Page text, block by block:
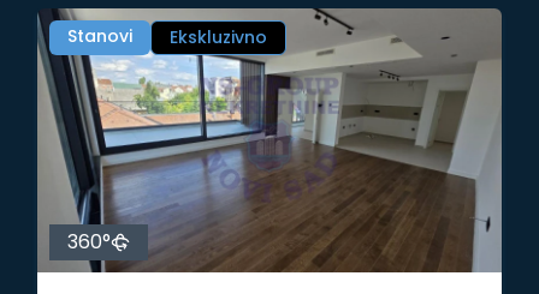
Stanovi Ekskluzivno
360°